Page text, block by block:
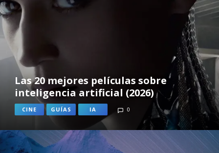
Las 20 mejores películas sobre
inteligencia artificial (2026)
CINE GUÍAS IA 0